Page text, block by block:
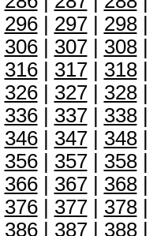
296| 297| 298|
306| 307| 308|
316| 317| 318|
326| 327| 328|
336| 337| 338|
346| 347| 348|
356| 357| 358|
366| 367| 368|
376| 377| 378|
386| 387| 388|